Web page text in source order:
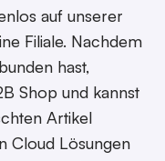
auf unserer
Filiale. Nachdem
hast,
Shop und kannst
Artikel
Cloud Lösungen